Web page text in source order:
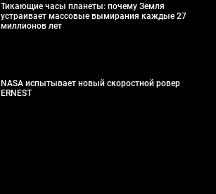
Тикающие часы планеты: почему Земля
устраивает массовые вымирания каждые 27
миллионов лет
NASA испытывает новый скоростной ровер
ERNEST